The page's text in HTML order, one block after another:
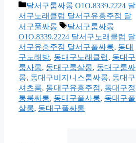
카
테
고
리
달서구룸싸롱 O1O.8339.2224 달
서구노래클럽 달서구유흥주점 달
서구풀싸롱
태
그
달서구룸싸롱
O1O.8339.2224 달서구노래클럽 달
서구유흥주점 달서구풀싸롱, 동대
구노래방, 동대구노래클럽, 동대구
룸사롱, 동대구룸살롱, 동대구룸싸
롱, 동대구비지니스룸싸롱, 동대구
셔츠룸, 동대구유흥주점, 동대구정
통룸싸롱, 동대구풀사롱, 동대구풀
살롱, 동대구풀싸롱